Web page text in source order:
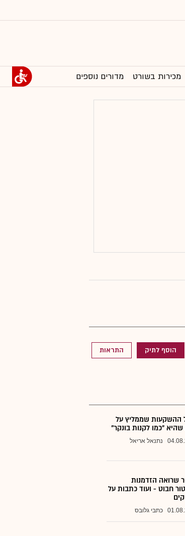
מכירות בשורט מדורים נוספים
הוסף לתיק התראות
ההשקעות שממליץ על
שהיא "כמו לקנות בונקר"
נתנאל אריאל
שרואה הזדמנות
חבוט - ועוד כתבות על
כתבי גלובס